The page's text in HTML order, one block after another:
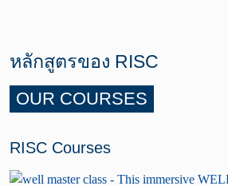
หลักสูตรของ RISC
OUR COURSES
RISC Courses